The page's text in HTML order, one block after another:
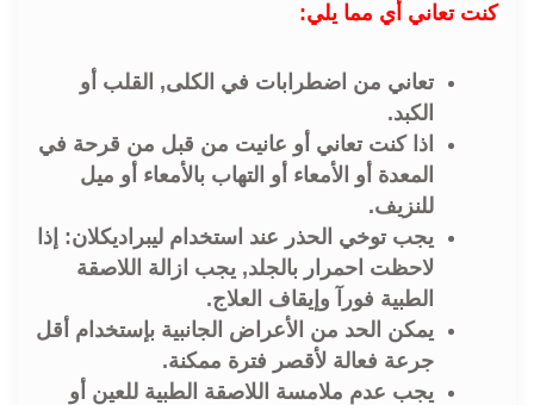
كنت تعاني أي مما يلي:
تعاني من اضطرابات في الكلى, القلب أو
الكبد.
اذا كنت تعاني أو عانيت من قبل من قرحة في
المعدة أو الأمعاء أو التهاب بالأمعاء أو ميل
للنزيف.
يجب توخي الحذر عند استخدام ليبراديكلان: إذا
لاحظت احمرار بالجلد, يجب ازالة اللاصقة
الطبية فورآ وإيقاف العلاج.
يمكن الحد من الأعراض الجانبية بإستخدام أقل
جرعة فعالة لأقصر فترة ممكنة.
يجب عدم ملامسة اللاصقة الطبية للعين أو